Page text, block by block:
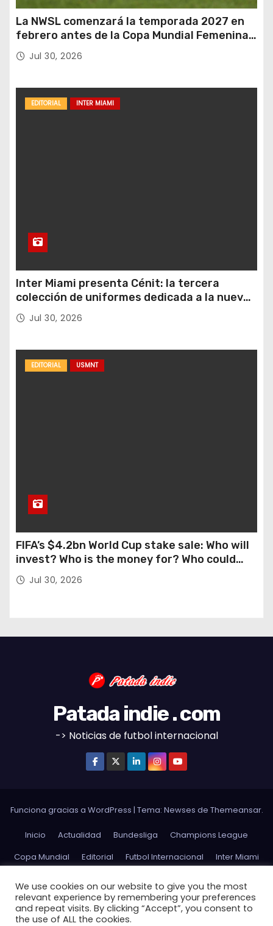
La NWSL comenzará la temporada 2027 en
febrero antes de la Copa Mundial Femenina
del próximo verano.
Jul 30, 2026
EDITORIAL INTER MIAMI
Inter Miami presenta Cénit: la tercera
colección de uniformes dedicada a la nueva
casa y al logro del club en nuevas alturas
Jul 30, 2026
EDITORIAL USMNT
FIFA’s $4.2bn World Cup stake sale: Who will
invest? Who is the money for? Who could
stop this?
Jul 30, 2026
Patada indie . com
-> Noticias de futbol internacional
Funciona gracias a WordPress | Tema: Newses de Themeansar.
Inicio Actualidad Bundesliga
Champions League
Copa Mundial
Editorial Futbol Internacional
Inter Miami
Serie A
Sudamerica Futbol Argentino
USMNT
USWNT
Website Terms and Conditions of Use
We use cookies on our website to give you the most
relevant experience by remembering your preferences
and repeat visits. By clicking “Accept”, you consent to
the use of ALL the cookies.